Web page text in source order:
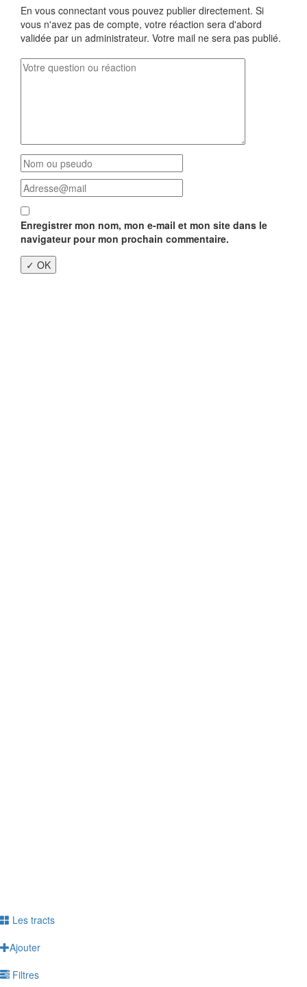
Les tracts
Ajouter
Filtres
En vous connectant vous pouvez publier directement. Si
vous n'avez pas de compte, votre réaction sera d'abord
validée par un administrateur. Votre mail ne sera pas publié.
Enregistrer mon nom, mon e-mail et mon site dans le
navigateur pour mon prochain commentaire.